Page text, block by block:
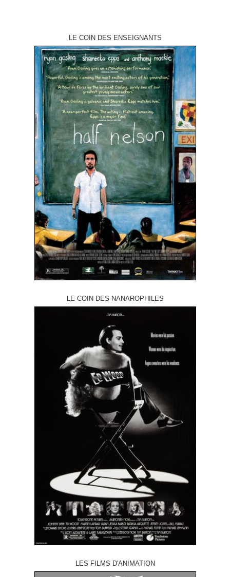
LE COIN DES ENSEIGNANTS
LE COIN DES NANAROPHILES
LES FILMS D'ANIMATION